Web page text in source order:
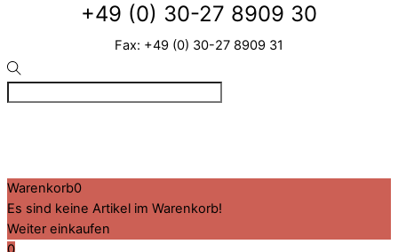
+49 (0) 30-27 8909 30
Fax: +49 (0) 30-27 8909 31
Warenkorb0
Es sind keine Artikel im Warenkorb!
Weiter einkaufen